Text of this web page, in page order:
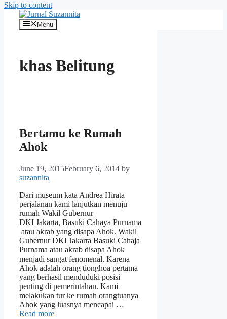
Skip to content
Menu
khas Belitung
Bertamu ke Rumah
Ahok
June 19, 2015February 6, 2014 by
suzannita
Dari museum kata Andrea Hirata
perjalanan kami lanjutkan menuju
rumah Wakil Gubernur
DKI Jakarta, Basuki Cahaya Purnama
atau akrab yang disapa Ahok. Wakil
Gubernur DKI Jakarta Basuki Cahaja
Purnama atau akrab disapa Ahok
menjadi sangat fenomenal. Karena
Ahok adalah orang tionghoa pertama
yang berhasil menduduki posisi
penting di pemerintahan. Kami
melakukan tur ke rumah orangtuanya
Ahok yang luasnya mencapai …
Read more